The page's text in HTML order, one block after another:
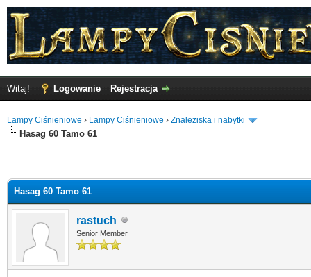
Witaj! Logowanie Rejestracja
Lampy Ciśnieniowe › Lampy Ciśnieniowe › Znaleziska i nabytki
Hasag 60 Tamo 61
Hasag 60 Tamo 61
rastuch
Senior Member